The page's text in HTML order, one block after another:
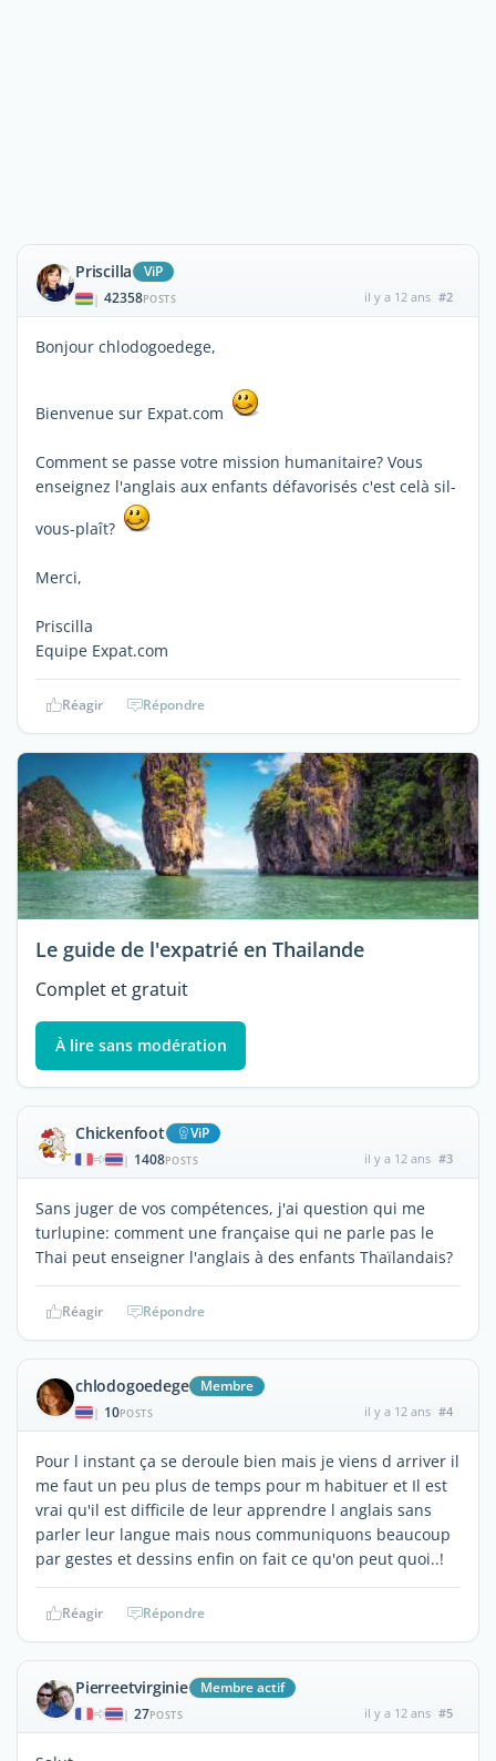
Priscilla ViP
| 42358POSTS il y a 12 ans #2
Bonjour chlodogoedege,
Bienvenue sur Expat.com
Comment se passe votre mission humanitaire? Vous
enseignez l'anglais aux enfants défavorisés c'est celà sil-
vous-plaît?
Merci,
Priscilla
Equipe Expat.com
Réagir Répondre
Le guide de l'expatrié en Thailande
Complet et gratuit
À lire sans modération
Chickenfoot ViP
| 1408POSTS il y a 12 ans #3
Sans juger de vos compétences, j'ai question qui me
turlupine: comment une française qui ne parle pas le
Thai peut enseigner l'anglais à des enfants Thaïlandais?
Réagir Répondre
chlodogoedege Membre
| 10POSTS il y a 12 ans #4
Pour l instant ça se deroule bien mais je viens d arriver il
me faut un peu plus de temps pour m habituer et Il est
vrai qu'il est difficile de leur apprendre l anglais sans
parler leur langue mais nous communiquons beaucoup
par gestes et dessins enfin on fait ce qu'on peut quoi..!
Réagir Répondre
Pierreetvirginie Membre actif
| 27POSTS il y a 12 ans #5